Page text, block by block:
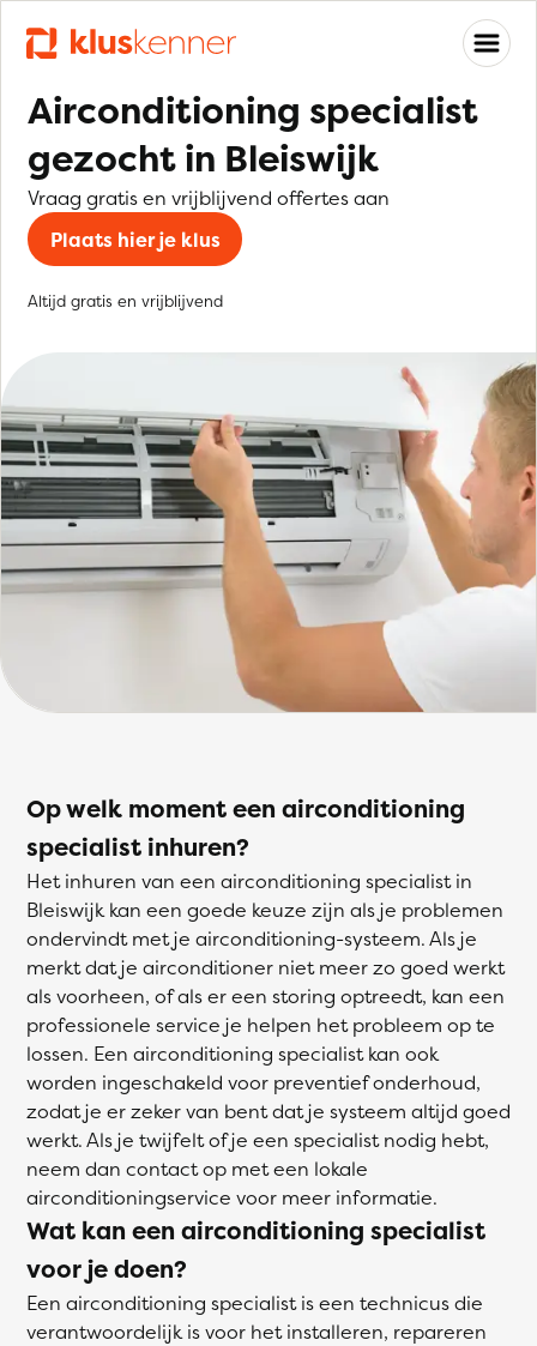
Airconditioning specialist
gezocht in Bleiswijk
Vraag gratis en vrijblijvend offertes aan
Plaats hier je klus
Altijd gratis en vrijblijvend
Op welk moment een airconditioning
specialist inhuren?
Het inhuren van een airconditioning specialist in
Bleiswijk kan een goede keuze zijn als je problemen
ondervindt met je airconditioning-systeem. Als je
merkt dat je airconditioner niet meer zo goed werkt
als voorheen, of als er een storing optreedt, kan een
professionele service je helpen het probleem op te
lossen. Een airconditioning specialist kan ook
worden ingeschakeld voor preventief onderhoud,
zodat je er zeker van bent dat je systeem altijd goed
werkt. Als je twijfelt of je een specialist nodig hebt,
neem dan contact op met een lokale
airconditioningservice voor meer informatie.
Wat kan een airconditioning specialist
voor je doen?
Een airconditioning specialist is een technicus die
verantwoordelijk is voor het installeren, repareren